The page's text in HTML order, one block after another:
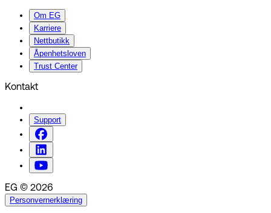
Om EG
Karriere
Nettbutikk
Åpenhetsloven
Trust Center
Kontakt
Support
EG © 2026
Personvernerklæring